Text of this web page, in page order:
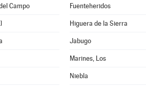
Campo Fuenteheridos
Higuera de la Sierra
Jabugo
Marines, Los
Niebla